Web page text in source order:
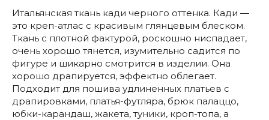
Итальянская ткань кади черного оттенка. Кади —
это креп-атлас с красивым глянцевым блеском.
Ткань с плотной фактурой, роскошно ниспадает,
очень хорошо тянется, изумительно садится по
фигуре и шикарно смотрится в изделии. Она
хорошо драпируется, эффектно облегает.
Подходит для пошива удлиненных платьев с
драпировками, платья-футляра, брюк палаццо,
юбки-карандаш, жакета, туники, кроп-топа, а